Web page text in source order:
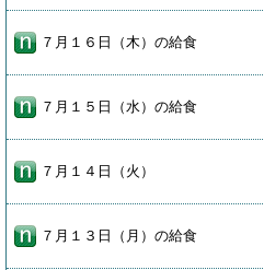
７月１６日（木）の給食
７月１５日（水）の給食
７月１４日（火）
７月１３日（月）の給食